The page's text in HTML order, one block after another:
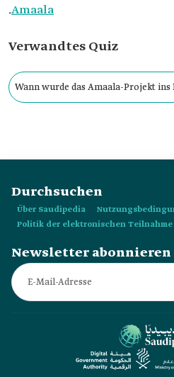
.Amaala
Verwandtes Quiz
Wann wurde das Amaala-Projekt ins
Durchsuchen
Über Saudipedia
Politik der elektronischen Teilnahme
Newsletter abonnieren